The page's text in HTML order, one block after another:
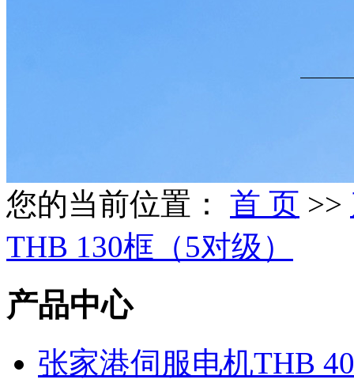
您的当前位置： 首 页 >>
THB 130框（5对级）
产品中心
张家港伺服电机THB